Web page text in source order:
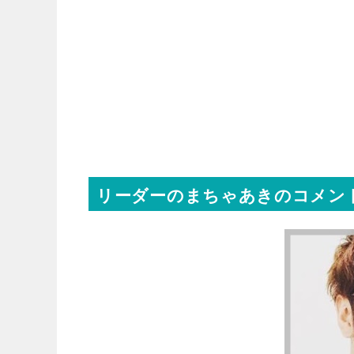
リーダーのまちゃあきのコメン